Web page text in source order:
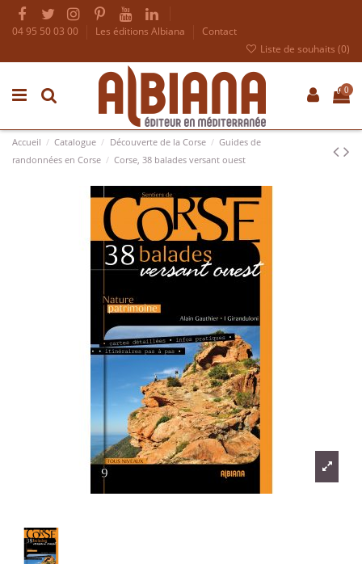
04 95 50 03 00 Les éditions Albiana
Contact
Liste de souhaits (0)
0
Accueil Catalogue Découverte de la Corse
Guides de
randonnées en Corse
Corse, 38 balades versant ouest